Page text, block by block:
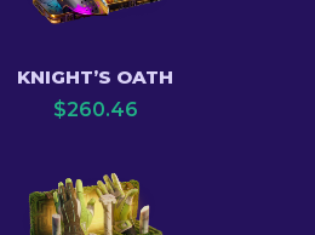
KNIGHT’S OATH
$260.46